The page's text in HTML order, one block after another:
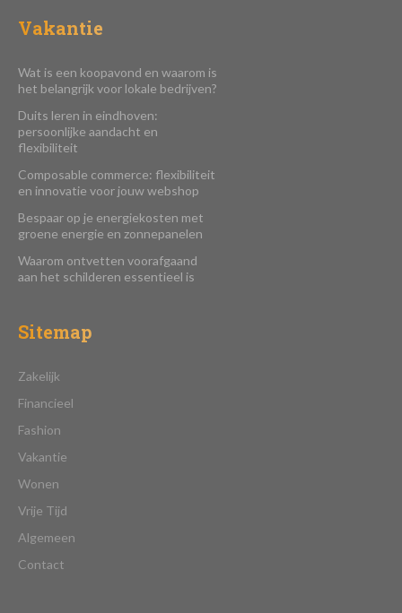
Vakantie
Wat is een koopavond en waarom is
het belangrijk voor lokale bedrijven?
Duits leren in eindhoven:
persoonlijke aandacht en
flexibiliteit
Composable commerce: flexibiliteit
en innovatie voor jouw webshop
Bespaar op je energiekosten met
groene energie en zonnepanelen
Waarom ontvetten voorafgaand
aan het schilderen essentieel is
Sitemap
Zakelijk
Financieel
Fashion
Vakantie
Wonen
Vrije Tijd
Algemeen
Contact